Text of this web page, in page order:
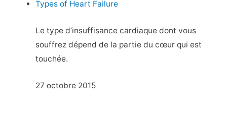
Types of Heart Failure
Le type d’insuffisance cardiaque dont vous
souffrez dépend de la partie du cœur qui est
touchée.
27 octobre 2015